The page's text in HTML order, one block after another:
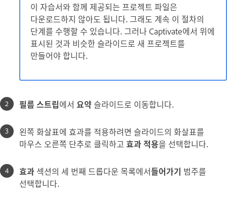
이 자습서와 함께 제공되는 프로젝트 파일은
다운로드하지 않아도 됩니다. 그래도 계속 이 절차의
단계를 수행할 수 있습니다. 그러나 Captivate에서 위에
표시된 것과 비슷한 슬라이드로 새 프로젝트를
만들어야 합니다.
필름 스트립에서 요약슬라이드로 이동합니다.
왼쪽 화살표에 효과를 적용하려면 슬라이드의 화살표를
마우스 오른쪽 단추로 클릭하고 효과 적용을 선택합니다.
효과 섹션의 세 번째 드롭다운 목록에서들어가기 범주를
선택합니다.